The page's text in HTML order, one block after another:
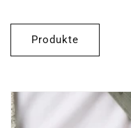
Produkte